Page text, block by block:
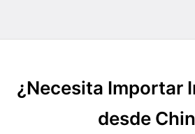
¿Necesita Importar
desde